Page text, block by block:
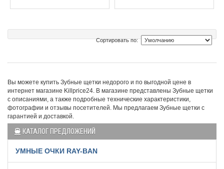
Сортировать по:
Вы можете купить Зубные щетки недорого и по выгодной цене в
интернет магазине Killprice24. В магазине представлены Зубные щетки
с описаниями, а также подробные технические характеристики,
фотографии и отзывы посетителей. Мы предлагаем Зубные щетки с
гарантией и доставкой.
КАТАЛОГ ПРЕДЛОЖЕНИЙ
УМНЫЕ ОЧКИ RAY-BAN